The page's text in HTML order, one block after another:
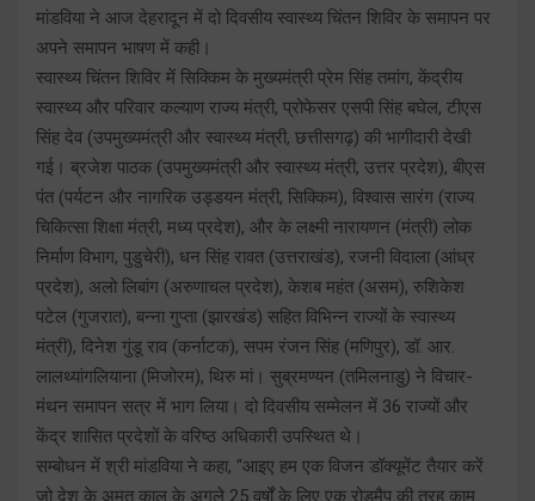
मांडविया ने आज देहरादून में दो दिवसीय स्वास्थ्य चिंतन शिविर के समापन पर
अपने समापन भाषण में कही।
स्वास्थ्य चिंतन शिविर में सिक्किम के मुख्यमंत्री प्रेम सिंह तमांग, केंद्रीय
स्वास्थ्य और परिवार कल्याण राज्य मंत्री, प्रोफेसर एसपी सिंह बघेल, टीएस
सिंह देव (उपमुख्यमंत्री और स्वास्थ्य मंत्री, छत्तीसगढ़) की भागीदारी देखी
गई। ब्रजेश पाठक (उपमुख्यमंत्री और स्वास्थ्य मंत्री, उत्तर प्रदेश), बीएस
पंत (पर्यटन और नागरिक उड्डयन मंत्री, सिक्किम), विश्वास सारंग (राज्य
चिकित्सा शिक्षा मंत्री, मध्य प्रदेश), और के लक्ष्मी नारायणन (मंत्री) लोक
निर्माण विभाग, पुडुचेरी), धन सिंह रावत (उत्तराखंड), रजनी विदाला (आंध्र
प्रदेश), अलो लिबांग (अरुणाचल प्रदेश), केशब महंत (असम), रुशिकेश
पटेल (गुजरात), बन्ना गुप्ता (झारखंड) सहित विभिन्न राज्यों के स्वास्थ्य
मंत्री), दिनेश गुंडू राव (कर्नाटक), सपम रंजन सिंह (मणिपुर), डॉ. आर.
लालथ्यांगलियाना (मिजोरम), थिरु मां। सुब्रमण्यन (तमिलनाडु) ने विचार-
मंथन समापन सत्र में भाग लिया। दो दिवसीय सम्मेलन में 36 राज्यों और
केंद्र शासित प्रदेशों के वरिष्ठ अधिकारी उपस्थित थे।
सम्बोधन में श्री मांडविया ने कहा, “आइए हम एक विजन डॉक्यूमेंट तैयार करें
जो देश के अमृत काल के अगले 25 वर्षों के लिए एक रोडमैप की तरह काम